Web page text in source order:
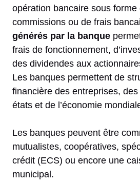
opération bancaire sous forme
commissions ou de frais
générés par la banque
frais de fonctionnement,
des dividendes aux
Les banques permettent de
financière des entreprises,
états et de l’économie
Les banques peuvent être
mutualistes, coopératives,
crédit (ECS) ou encore une
municipal.